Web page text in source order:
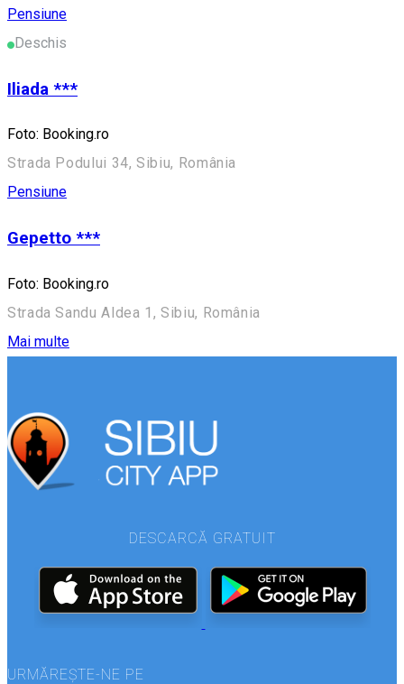
Pensiune
Deschis
Iliada ***
Foto: Booking.ro
Strada Podului 34, Sibiu, România
Pensiune
Gepetto ***
Foto: Booking.ro
Strada Sandu Aldea 1, Sibiu, România
Mai multe
DESCARCĂ GRATUIT
URMĂREȘTE-NE PE